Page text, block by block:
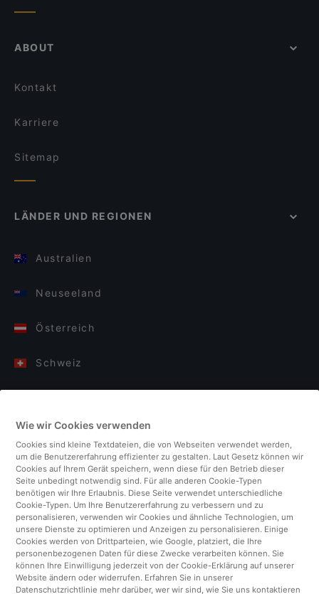
ABOUT
Kontakt
Karriere
Sitemap
LÄNDER UND REGIONEN
Australien
Neuseeland
Österreich
Schweiz
Italien
Finnland
Vereinigtes Königreich
Türkei
Niederlande
Wie wir Cookies verwenden
Cookies sind kleine Textdateien, die von Webseiten verwendet werden,
um die Benutzererfahrung effizienter zu gestalten. Laut Gesetz können wir
Cookies auf Ihrem Gerät speichern, wenn diese für den Betrieb dieser
Seite unbedingt notwendig sind. Für alle anderen Cookie-Typen
benötigen wir Ihre Erlaubnis. Diese Seite verwendet unterschiedliche
Cookie-Typen. Um Ihre Benutzererfahrung zu verbessern und zu
personalisieren, verwenden wir Cookies und ähnliche Technologien, um
unsere Dienste zu optimieren und Anzeigen zu personalisieren. Einige
Cookies werden von Drittparteien, wie Google, platziert, die Ihre
personenbezogenen Daten für diese Zwecke verarbeiten können. Sie
können Ihre Einwilligung jederzeit von der Cookie-Erklärung auf unserer
Website ändern oder widerrufen. Erfahren Sie in unserer
Datenschutzrichtlinie mehr darüber, wer wir sind, wie Sie uns kontaktieren